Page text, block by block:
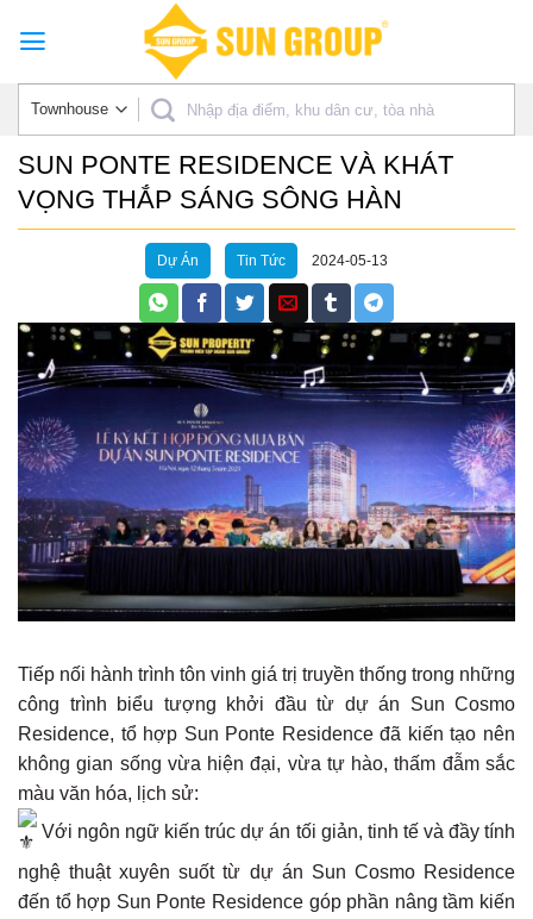
SUN PONTE RESIDENCE VÀ KHÁT
VỌNG THẮP SÁNG SÔNG HÀN
Dự Án Tin Tức 2024-05-13
Tiếp nối hành trình tôn vinh giá trị truyền thống trong những
công trình biểu tượng khởi đầu từ dự án Sun Cosmo
Residence, tổ hợp Sun Ponte Residence đã kiến tạo nên
không gian sống vừa hiện đại, vừa tự hào, thấm đẫm sắc
màu văn hóa, lịch sử:
Với ngôn ngữ kiến trúc dự án tối giản, tinh tế và đầy tính
nghệ thuật xuyên suốt từ dự án Sun Cosmo Residence
đến tổ hợp Sun Ponte Residence góp phần nâng tầm kiến